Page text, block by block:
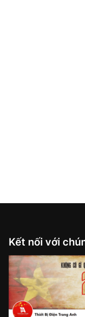
Kết nối với